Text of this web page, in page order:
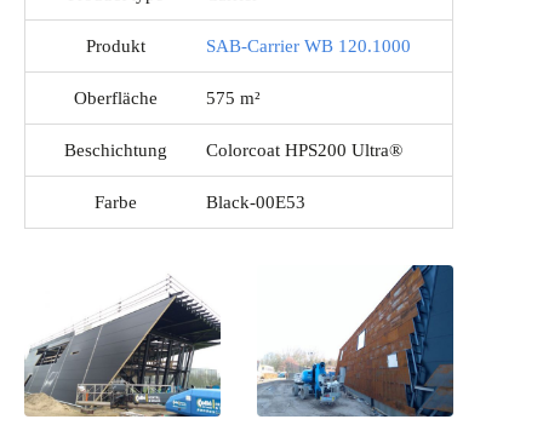
Produkt SAB-Carrier WB 120.1000
Oberfläche 575 m²
Beschichtung Colorcoat HPS200 Ultra®
Farbe Black-00E53